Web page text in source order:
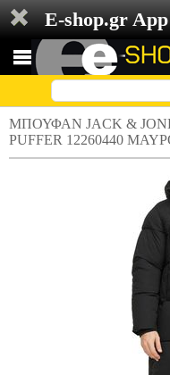
E-shop.gr App
ΜΠΟΥΦΑΝ JACK &
PUFFER 12260440